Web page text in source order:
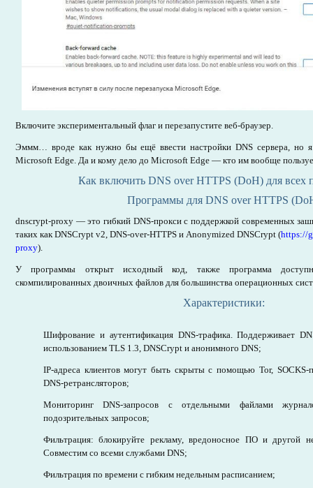
Включите экспериментальный флаг и перезапустите веб-браузер.
Эммм… вроде как нужно бы ещё ввести настройки DNS сервера, но я
Microsoft Edge. Да и кому дело до Microsoft Edge — кто им вообще
Как включить DNS over HTTPS (DoH) для всех
Программы для DNS over HTTPS
dnscrypt-proxy — это гибкий DNS-прокси с поддержкой современных
таких как DNSCrypt v2, DNS-over-HTTPS и Anonymized DNSCrypt (https://
proxy).
У программы открыт исходный код, также программа
скомпилированных двоичных файлов для большинства операционных
Характеристики:
Шифрование и аутентификация DNS-трафика. Поддерживает
использованием TLS 1.3, DNSCrypt и анонимного DNS;
IP-адреса клиентов могут быть скрыты с помощью Tor, SOCKS-
DNS-ретрансляторов;
Мониторинг DNS-запросов с отдельными файлами
подозрительных запросов;
Фильтрация: блокируйте рекламу, вредоносное ПО и другой
Совместим со всеми службами DNS;
Фильтрация по времени с гибким недельным расписанием;